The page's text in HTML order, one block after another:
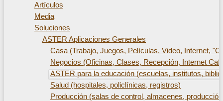
Artículos
Media
Soluciones
ASTER Aplicaciones Generales
Casa (Trabajo, Juegos, Películas, Video, Internet,
Negocios (Oficinas, Clases, Recepción, Internet
ASTER para la educación (escuelas, institutos,
Salud (hospitales, policlínicas, registros)
Producción (salas de control, almacenes,